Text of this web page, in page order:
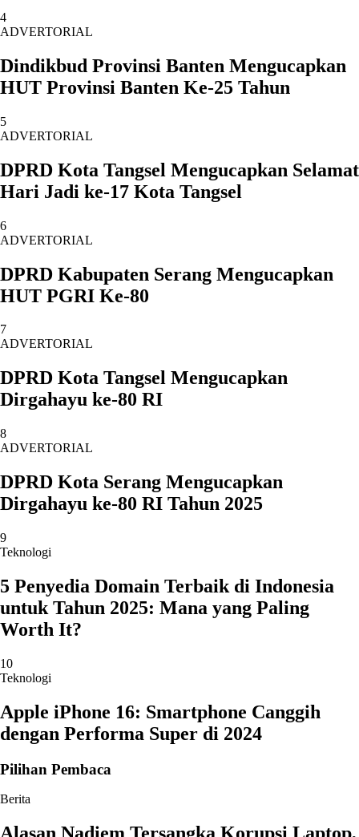
4
ADVERTORIAL
Dindikbud Provinsi Banten Mengucapkan
HUT Provinsi Banten Ke-25 Tahun
5
ADVERTORIAL
DPRD Kota Tangsel Mengucapkan Selamat
Hari Jadi ke-17 Kota Tangsel
6
ADVERTORIAL
DPRD Kabupaten Serang Mengucapkan
HUT PGRI Ke-80
7
ADVERTORIAL
DPRD Kota Tangsel Mengucapkan
Dirgahayu ke-80 RI
8
ADVERTORIAL
DPRD Kota Serang Mengucapkan
Dirgahayu ke-80 RI Tahun 2025
9
Teknologi
5 Penyedia Domain Terbaik di Indonesia
untuk Tahun 2025: Mana yang Paling
Worth It?
10
Teknologi
Apple iPhone 16: Smartphone Canggih
dengan Performa Super di 2024
Pilihan Pembaca
Berita